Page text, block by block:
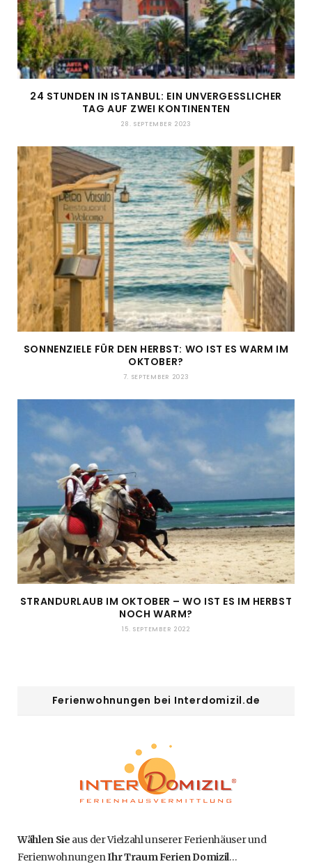
24 STUNDEN IN ISTANBUL: EIN UNVERGESSLICHER
TAG AUF ZWEI KONTINENTEN
28. SEPTEMBER 2023
SONNENZIELE FÜR DEN HERBST: WO IST ES WARM IM
OKTOBER?
7. SEPTEMBER 2023
STRANDURLAUB IM OKTOBER – WO IST ES IM HERBST
NOCH WARM?
15. SEPTEMBER 2022
Ferienwohnungen bei Interdomizil.de
Wählen Sie aus der Vielzahl unserer Ferienhäuser und
FerienwohnungenIhr Traum Ferien Domizil…